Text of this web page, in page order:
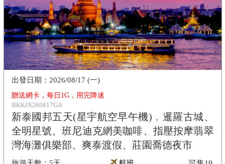
贈送網卡，每日1G，用完降速
BKKJX260817GA
新泰國邦五天(星宇航空早午機)﹐暹羅古城、
全明星號、班尼迪克網美咖啡、指壓按摩翡翠
灣海灘俱樂部、爽泰渡假、莊園喬德夜市
2026/08/17 (一)